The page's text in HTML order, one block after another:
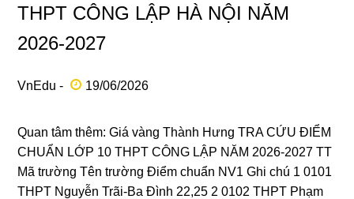
THPT CÔNG LẬP HÀ NỘI NĂM
2026-2027
VnEdu - 19/06/2026
Quan tâm thêm: Giá vàng Thành Hưng TRA CỨU ĐIỂM
CHUẨN LỚP 10 THPT CÔNG LẬP NĂM 2026-2027 TT
Mã trường Tên trường Điểm chuẩn NV1 Ghi chú 1 0101
THPT Nguyễn Trãi-Ba Đình 22,25 2 0102 THPT Phạm